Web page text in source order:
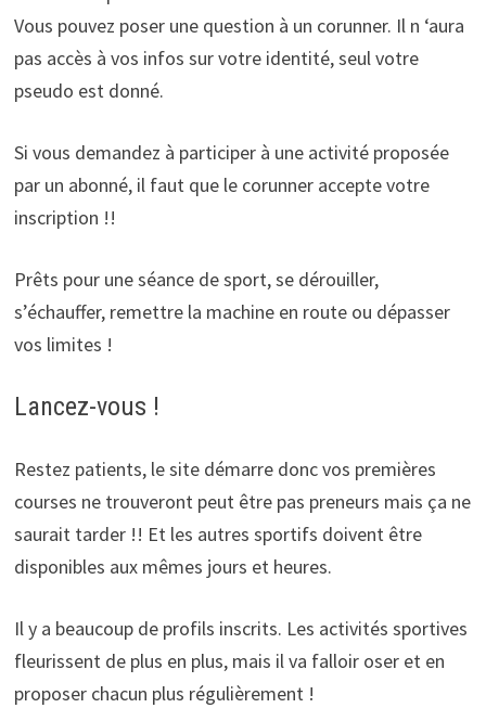
Vous pouvez poser une question à un corunner. Il n ‘aura
pas accès à vos infos sur votre identité, seul votre
pseudo est donné.
Si vous demandez à participer à une activité proposée
par un abonné, il faut que le corunner accepte votre
inscription !!
Prêts pour une séance de sport, se dérouiller,
s’échauffer, remettre la machine en route ou dépasser
vos limites !
Lancez-vous !
Restez patients, le site démarre donc vos premières
courses ne trouveront peut être pas preneurs mais ça ne
saurait tarder !! Et les autres sportifs doivent être
disponibles aux mêmes jours et heures.
Il y a beaucoup de profils inscrits. Les activités sportives
fleurissent de plus en plus, mais il va falloir oser et en
proposer chacun plus régulièrement !